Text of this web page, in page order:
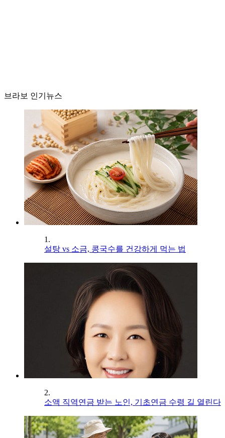
브라보 인기뉴스
1.
설탕 vs 소금, 콩국수를 건강하게 먹는 법
2.
소액 직역연금 받는 노인, 기초연금 수령 길 열린다